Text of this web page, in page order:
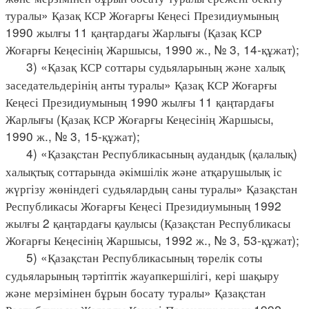
туралы» Қазақ КСР Жоғарғы Кеңесі Президиумының
1990 жылғы 11 қаңтардағы Жарлығы (Қазақ КСР
Жоғарғы Кеңесінің Жаршысы, 1990 ж., № 3, 14-құжат);
3) «Қазақ КСР соттары судьяларының және халық
заседательдерінің анты туралы» Қазақ КСР Жоғарғы
Кеңесі Президиумының 1990 жылғы 11 қаңтардағы
Жарлығы (Қазақ КСР Жоғарғы Кеңесінің Жаршысы,
1990 ж., № 3, 15-құжат);
4) «Қазақстан Республикасының аудандық (қалалық)
халықтық соттарында әкімшілік және атқарушылық іс
жүргізу жөніндегі судьялардың саны туралы» Қазақстан
Республикасы Жоғарғы Кеңесі Президиумының 1992
жылғы 2 қаңтардағы қаулысы (Қазақстан Республикасы
Жоғарғы Кеңесінің Жаршысы, 1992 ж., № 3, 53-құжат);
5) «Қазақстан Республикасының төрелік соты
судьяларының тәртіптік жауапкершілігі, кері шақыру
және мерзімінен бұрын босату туралы» Қазақстан